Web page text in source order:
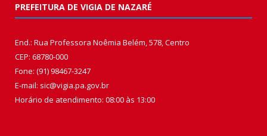
PREFEITURA DE VIGIA DE NAZARÉ
End.: Rua Professora Noêmia Belém, 578, Centro
CEP: 68780-000
Fone: (91) 98467-3247
E-mail: sic@vigia.pa.gov.br
Horário de atendimento: 08:00 às 13:00